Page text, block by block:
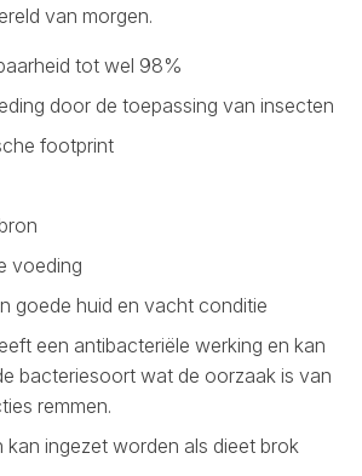
van morgen.
tot wel 98%
door de toepassing van insecten
footprint
voeding
goede huid en vacht conditie
een antibacteriële werking en kan
bacteriesoort wat de oorzaak is van
remmen.
kan ingezet worden als dieet brok